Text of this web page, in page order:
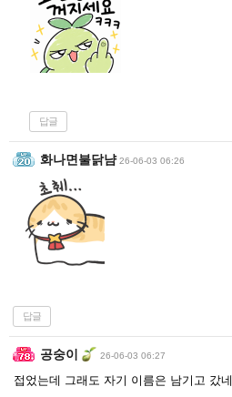
답글
화나면불닭냠 26-06-03 06:26
답글
공숭이 26-06-03 06:27
접었는데 그래도 자기 이름은 남기고 갔네